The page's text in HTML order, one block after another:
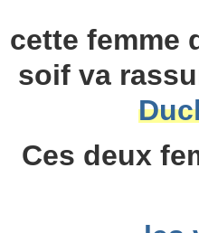
cette femme
soif va
Ces deux